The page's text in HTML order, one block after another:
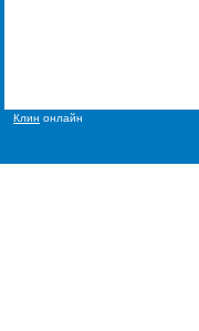
Клин онлайн